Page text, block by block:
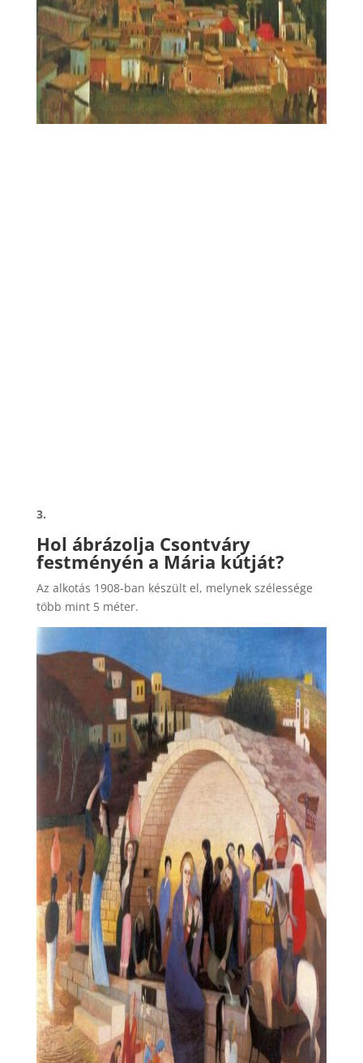
3.
Hol ábrázolja Csontváry
festményén a Mária kútját?
Az alkotás 1908-ban készült el, melynek szélessége
több mint 5 méter.